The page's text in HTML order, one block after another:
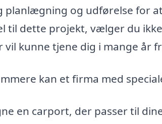
planlægning og udførelse for
til dette projekt, vælger du
kunne tjene dig i mange år
kan et firma med
en carport, der passer til